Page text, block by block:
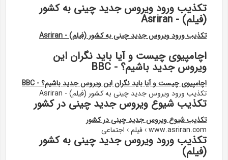
تکذیب ورود ویروس جدید چینی به کشور
(فیلم) - Asriran
تکذیب ورود ویروس جدید چینی به کشور (فیلم) - Asriran
اچامپیوی چیست و آیا باید نگران این
ویروس جدید باشیم؟ - BBC
اچامپیوی چیست و آیا باید نگران این ویروس جدید باشیم؟ - BBC
تکذیب ورود ویروس جدید چینی به کشور (فیلم) - Asriran
تکذیب شیوع ویروس جدید چینی در کشور
تکذیب شیوع ویروس جدید چینی در کشور
www.asriran.com › فیلم › اجتماعی
تکذیب ورود ویروس جدید چینی به کشور
(فیلم)